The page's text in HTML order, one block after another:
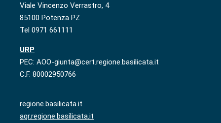
Viale Vincenzo Verrastro, 4
85100 Potenza PZ
Tel 0971 661111
URP
PEC: AOO-giunta@cert.regione.basilicata.it
C.F. 80002950766
regione.basilicata.it
agr.regione.basilicata.it